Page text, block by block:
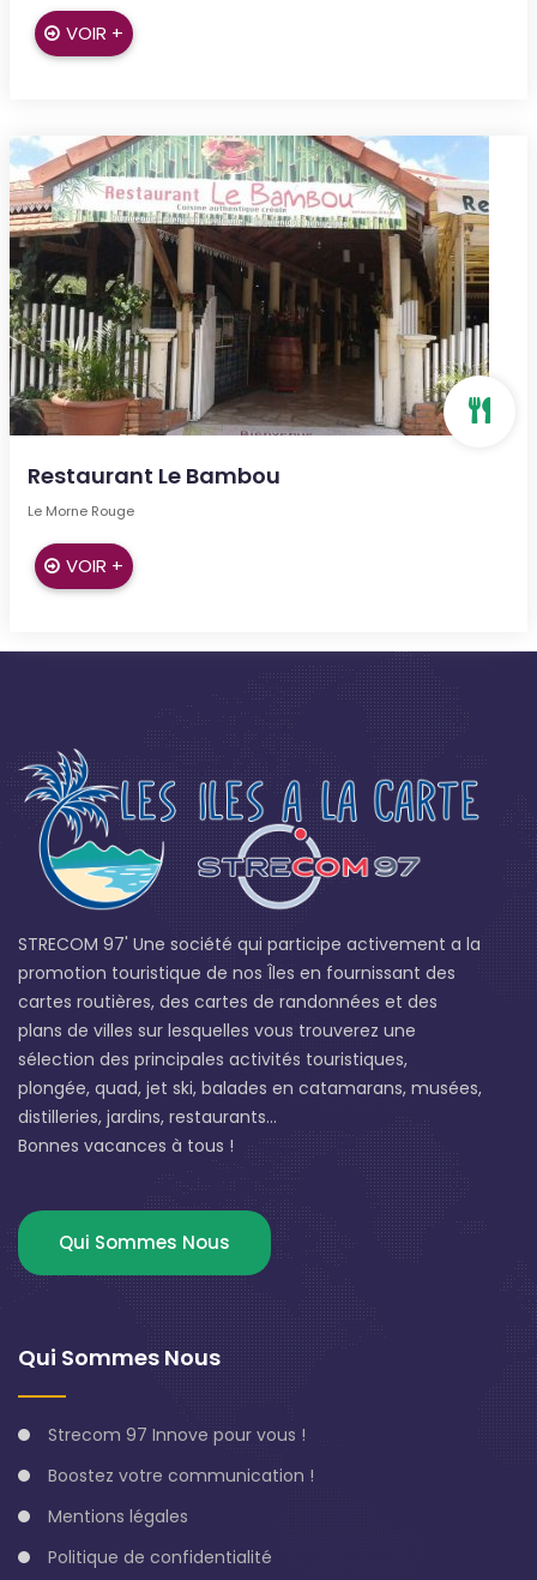
VOIR +
Restaurant Le Bambou
Le Morne Rouge
VOIR +
STRECOM 97' Une société qui participe activement a la
promotion touristique de nos Îles en fournissant des
cartes routières, des cartes de randonnées et des
plans de villes sur lesquelles vous trouverez une
sélection des principales activités touristiques,
plongée, quad, jet ski, balades en catamarans, musées,
distilleries, jardins, restaurants...
Bonnes vacances à tous !
Qui Sommes Nous
Qui Sommes Nous
Strecom 97 Innove pour vous !
Boostez votre communication !
Mentions légales
Politique de confidentialité